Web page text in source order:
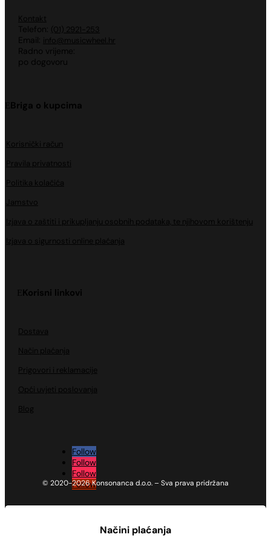
Kontakt
Telefon: (01) 2921-253
Email: info@musicwheel.hr
Radno vrijeme:
po dogovoru
Briga o kupcima
Korisnički račun
Pravila privatnosti
Politika kolačića
Jamstvo
Izjava o zaštiti i prikupljanju osobnih podataka, te njihovom korištenju
Izjava o sigurnosti online plaćanja
Korisni linkovi
Dostava
Način plaćanja
Prigovori i reklamacije
Opći uvjeti poslovanja
Blog
Follow
Follow
Follow
Follow
© 2020-2026 Konsonanca d.o.o. – Sva prava pridržana
Načini plaćanja